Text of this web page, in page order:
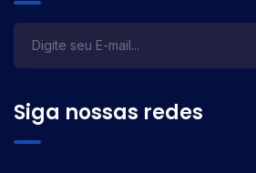
Siga nossas redes